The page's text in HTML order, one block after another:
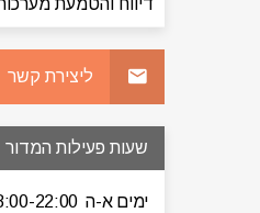
דיווח והטמעת
ליצירת קשר
שעות פעילות המדור
ימים א-ה 8:00-22:00